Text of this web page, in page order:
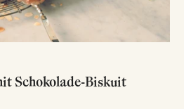
Schokolade-Biskuit